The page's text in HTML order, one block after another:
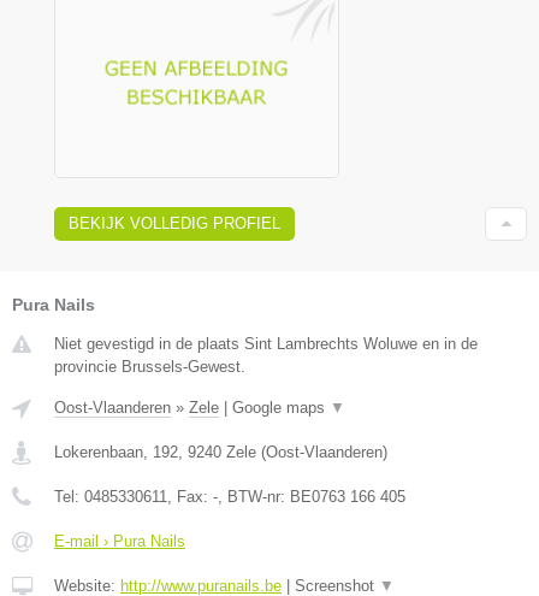
BEKIJK VOLLEDIG PROFIEL
Pura Nails
Niet gevestigd in de plaats Sint Lambrechts Woluwe en in de
provincie Brussels-Gewest.
Oost-Vlaanderen » Zele | Google maps ▼
Lokerenbaan, 192 9240 Zele (Oost-Vlaanderen)
Tel: 0485330611 , Fax: - , BTW-nr: BE0763 166 405
E-mail › Pura Nails
Website: http://www.puranails.be | Screenshot ▼